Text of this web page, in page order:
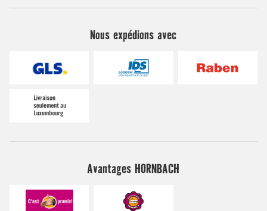
Nous expédions avec
Avantages HORNBACH